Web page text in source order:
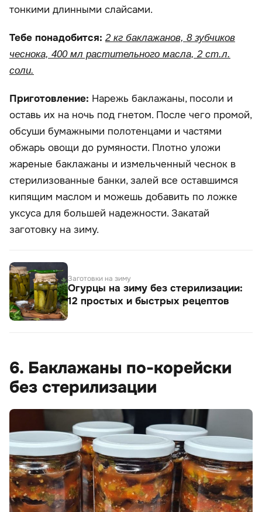
тонкими длинными слайсами.
Тебе понадобится: 2 кг баклажанов, 8 зубчиков
чеснока, 400 мл растительного масла, 2 ст.л.
соли.
Приготовление: Нарежь баклажаны, посоли и
оставь их на ночь под гнетом. После чего промой,
обсуши бумажными полотенцами и частями
обжарь овощи до румяности. Плотно уложи
жареные баклажаны и измельченный чеснок в
стерилизованные банки, залей все оставшимся
кипящим маслом и можешь добавить по ложке
уксуса для большей надежности. Закатай
заготовку на зиму.
Заготовки на зиму
Огурцы на зиму без стерилизации:
12 простых и быстрых рецептов
6. Баклажаны по-корейски
без стерилизации